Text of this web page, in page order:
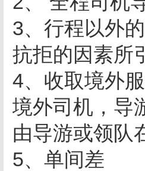
3、行程以外
抗拒的因素所
4、收取境外
境外司机，导
由导游或领队
5、单间差